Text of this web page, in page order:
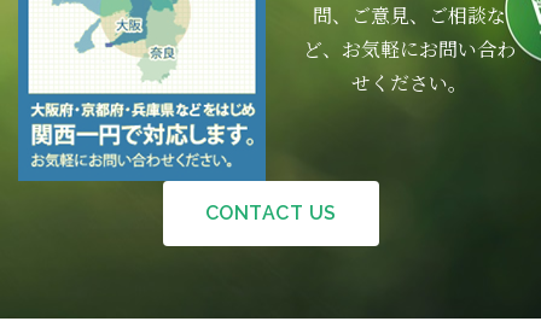
問、ご意見、ご相談な
ど、お気軽にお問い合わ
せください。
CONTACT US